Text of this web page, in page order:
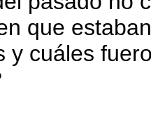
que
y cuáles